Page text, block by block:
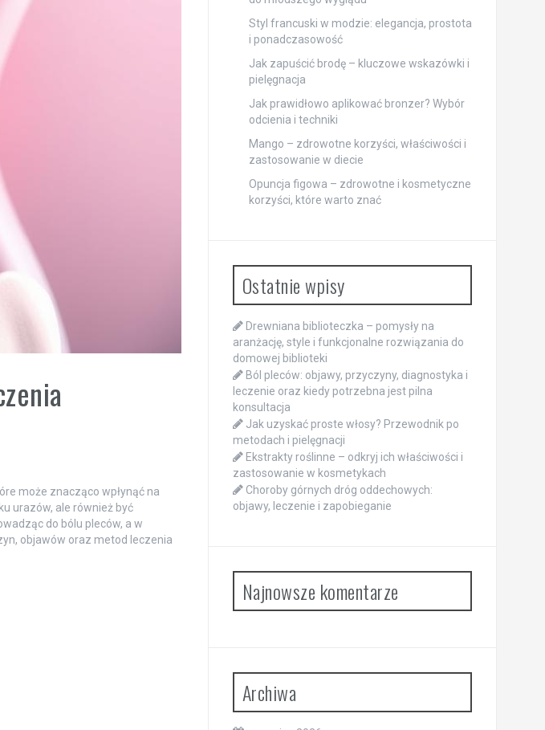
może znacząco wpłynąć na
urazów, ale również być
do bólu pleców, a w
objawów oraz metod leczenia
Styl francuski w modzie: elegancja, prostota
i ponadczasowość
Jak zapuścić brodę – kluczowe wskazówki i
pielęgnacja
Jak prawidłowo aplikować bronzer? Wybór
odcienia i techniki
Mango – zdrowotne korzyści, właściwości i
zastosowanie w diecie
Opuncja figowa – zdrowotne i kosmetyczne
korzyści, które warto znać
Ostatnie wpisy
Drewniana biblioteczka – pomysły na
aranżację, style i funkcjonalne rozwiązania do
domowej biblioteki
Ból pleców: objawy, przyczyny, diagnostyka i
leczenie oraz kiedy potrzebna jest pilna
konsultacja
Jak uzyskać proste włosy? Przewodnik po
metodach i pielęgnacji
Ekstrakty roślinne – odkryj ich właściwości i
zastosowanie w kosmetykach
Choroby górnych dróg oddechowych:
objawy, leczenie i zapobieganie
Najnowsze komentarze
Archiwa